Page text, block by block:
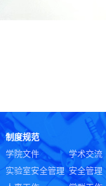
制度规范
学院文件
实验室安全管理
学术交流
安全管理